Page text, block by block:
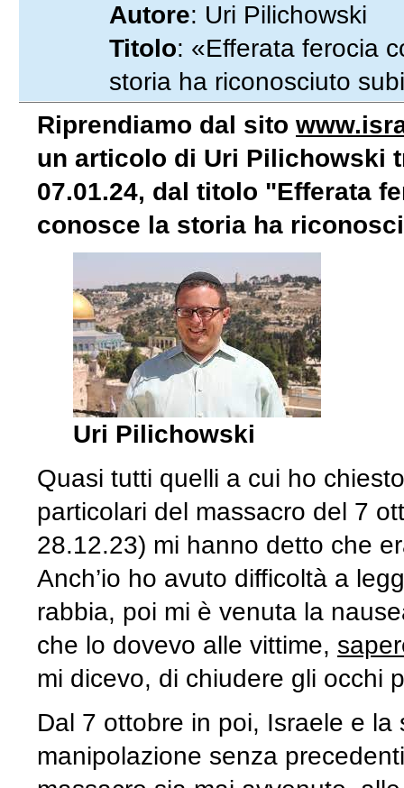
Autore: Uri Pilichowski
Titolo: «Efferata ferocia
storia ha riconosciuto
Riprendiamo dal sito
un articolo di Uri Pilichowski
07.01.24, dal titolo "Efferata
conosce la storia ha
Uri Pilichowski
Quasi tutti quelli a cui ho
particolari del massacro del 7
28.12.23) mi hanno detto che
Anch’io ho avuto difficoltà a
rabbia, poi mi è venuta la
che lo dovevo alle vittime,
mi dicevo, di chiudere gli occhi
Dal 7 ottobre in poi, Israele e
manipolazione senza